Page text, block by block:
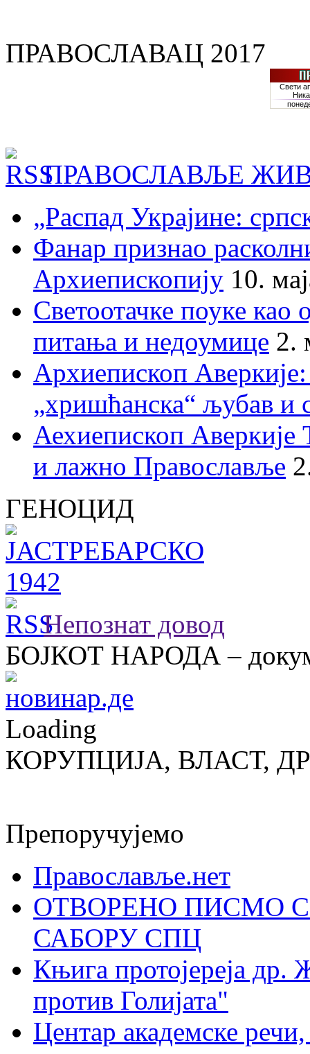
ПРАВОСЛАВАЦ 2017
ПРАВОСЛАВЉЕ
„Распад Украјине:
Фанар признао
Архиепископију 10.
Светоотачке поуке као
питања и недоумице 2.
Архиепископ
„хришћанска“ љубав и
Аехиепископ
и лажно Православље
ГЕНОЦИД
Непознат довод
БОЈКОТ НАРОДА –
Loading
КОРУПЦИЈА, ВЛАСТ,
Препоручујемо
Православље.нет
ОТВОРЕНО ПИСМО
САБОРУ СПЦ
Књига протојереја др.
против Голијата"
Центар академске